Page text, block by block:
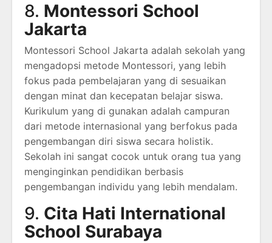
8. Montessori School
Jakarta
Montessori School Jakarta adalah sekolah yang
mengadopsi metode Montessori, yang lebih
fokus pada pembelajaran yang di sesuaikan
dengan minat dan kecepatan belajar siswa.
Kurikulum yang di gunakan adalah campuran
dari metode internasional yang berfokus pada
pengembangan diri siswa secara holistik.
Sekolah ini sangat cocok untuk orang tua yang
menginginkan pendidikan berbasis
pengembangan individu yang lebih mendalam.
9. Cita Hati International
School Surabaya